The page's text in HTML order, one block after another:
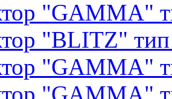
"GAMMA"
"BLITZ"
"GAMMA"
"GAMMA"